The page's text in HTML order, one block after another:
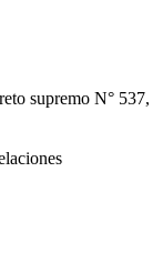
supremo N° 537,